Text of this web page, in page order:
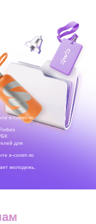
e-comm по
для
e-comm по
молодежь,